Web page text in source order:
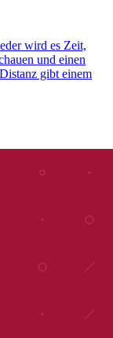
wird es Zeit,
und einen
gibt einem